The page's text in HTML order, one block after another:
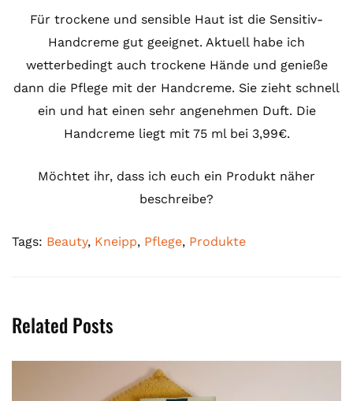
Für trockene und sensible Haut ist die Sensitiv-
Handcreme gut geeignet. Aktuell habe ich
wetterbedingt auch trockene Hände und genieße
dann die Pflege mit der Handcreme. Sie zieht schnell
ein und hat einen sehr angenehmen Duft. Die
Handcreme liegt mit 75 ml bei 3,99€.
Möchtet ihr, dass ich euch ein Produkt näher
beschreibe?
Tags: Beauty, Kneipp, Pflege, Produkte
Related Posts